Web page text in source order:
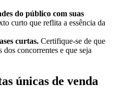
do público com suas
curto que reflita a essência da
curtas. Certifique-se de que
dos concorrentes e que seja
únicas de venda